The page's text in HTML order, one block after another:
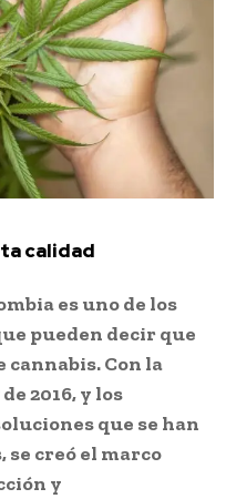
calidad
es uno de los
pueden decir que
Con la
2016, y los
que se han
se creó el marco
y